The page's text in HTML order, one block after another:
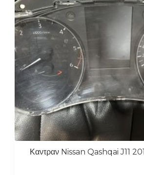
Καντραν Nissan Qashqai J11